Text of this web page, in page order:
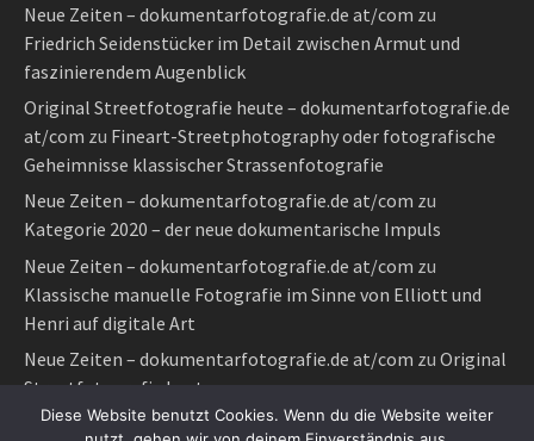
Neue Zeiten – dokumentarfotografie.de at/com zu
Friedrich Seidenstücker im Detail zwischen Armut und
faszinierendem Augenblick
Original Streetfotografie heute – dokumentarfotografie.de
at/com zu Fineart-Streetphotography oder fotografische
Geheimnisse klassischer Strassenfotografie
Neue Zeiten – dokumentarfotografie.de at/com zu
Kategorie 2020 – der neue dokumentarische Impuls
Neue Zeiten – dokumentarfotografie.de at/com zu
Klassische manuelle Fotografie im Sinne von Elliott und
Henri auf digitale Art
Neue Zeiten – dokumentarfotografie.de at/com zu Original
Streetfotografie heute
Diese Website benutzt Cookies. Wenn du die Website weiter